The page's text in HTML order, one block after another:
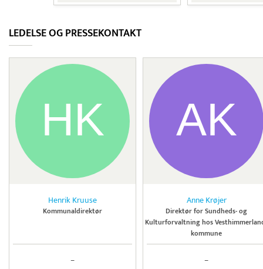
LEDELSE OG PRESSEKONTAKT
Henrik Kruuse
Kommunaldirektør
–
Anne Krøjer
Direktør for Sundheds- og
Kulturforvaltning hos
kommune
–